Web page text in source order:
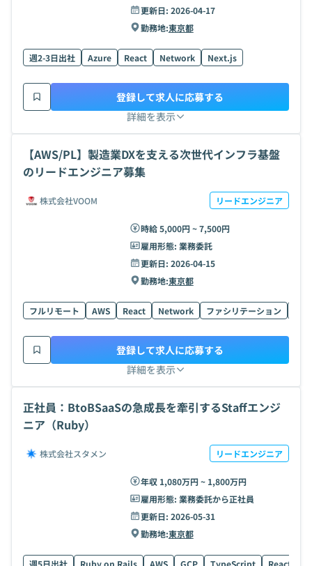
更新日: 2026-04-17
勤務地:東京都
週2-3日出社 Azure React Network Next.js
詳細を表示
登録して求人に応募する
【AWS/PL】製造業DXを支える次世代インフラ基盤
のリードエンジニア募集
株式会社VOOM リードエンジニア
時給 5,000円 ~ 7,500円
雇用形態: 業務委託
更新日: 2026-04-15
勤務地:東京都
フルリモート AWS React Network ファシリテーション
詳細を表示
登録して求人に応募する
正社員：BtoBSaaSの急成長を牽引するStaffエンジ
ニア（Ruby）
株式会社スタメン リードエンジニア
年収 1,080万円 ~ 1,800万円
雇用形態: 業務委託から正社員
更新日: 2026-05-31
勤務地:東京都
週5日出社 Ruby on Rails AWS GCP TypeScript React